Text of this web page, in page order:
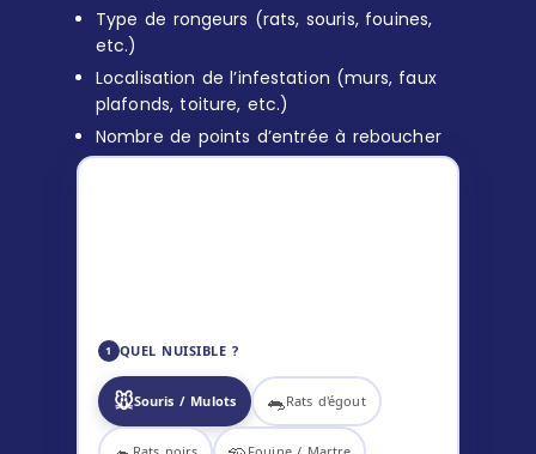
Type de rongeurs (rats, souris, fouines,
etc.)
Localisation de l’infestation (murs, faux
plafonds, toiture, etc.)
Nombre de points d’entrée à reboucher
1 QUEL NUISIBLE ?
🐭Souris / Mulots 🐀Rats d'égout